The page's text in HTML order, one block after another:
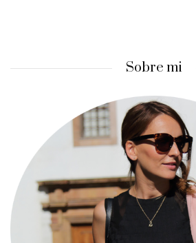
Sobre mi